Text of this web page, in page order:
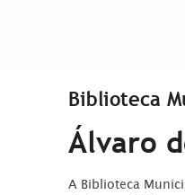
Biblioteca
Álvaro
A Biblioteca